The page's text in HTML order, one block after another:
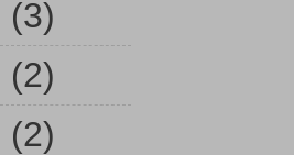
(3)
(2)
(2)